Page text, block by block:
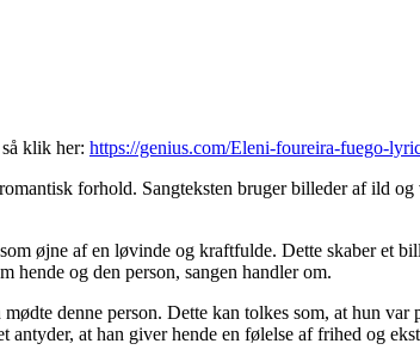
klik her: https://genius.com/Eleni-foureira-fuego-
forhold. Sangteksten bruger billeder af ild
øjne af en løvinde og kraftfulde. Dette skaber et
hende og den person, sangen handler om.
denne person. Dette kan tolkes som, at hun
at han giver hende en følelse af frihed og